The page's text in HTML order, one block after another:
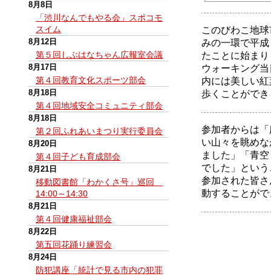
8月8日
「渋川なんでもやる会」スポコモ
スイム
8月12日
第５回しぶはなちゃん広報室会議
8月17日
第４回教育文化スポーツ部会
8月18日
第４回地域安全コミュニティ部会
8月18日
第２回ふれあいまつり実行委員会
8月20日
第４回子ども育成部会
8月21日
移動図書館「わかくさ号」巡回
14:00～14:30
8月21日
第４回健康福祉部会
8月22日
第五回花踊り練習会
8月24日
防犯講座「統計で見る市内の犯罪
このびわこ地
みの一環で平
たことに始ま
ウォーキング
内には美しい
歩くことがで
参加者からは
い山々を眺め
ました」「青
でした」とい
参加された皆
動することが